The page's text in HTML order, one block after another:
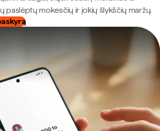
paslėptų mokesčių ir jokių šlykščių maržų.